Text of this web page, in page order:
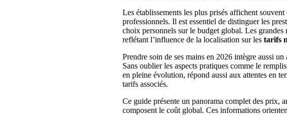
Les établissements les plus prisés affichent
professionnels. Il est essentiel de distinguer les
choix personnels sur le budget global. Les
reflétant l’influence de la localisation sur les tarifs
Prendre soin de ses mains en 2026 intègre aussi
Sans oublier les aspects pratiques comme le
en pleine évolution, répond aussi aux attentes en
tarifs associés.
Ce guide présente un panorama complet des prix,
composent le coût global. Ces informations